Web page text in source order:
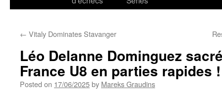
← Vitaly Dominates Stavanger
Léo Delanne Dominguez
France U8 en parties rapides !
Posted on 17/06/2025by Mareks Graudins